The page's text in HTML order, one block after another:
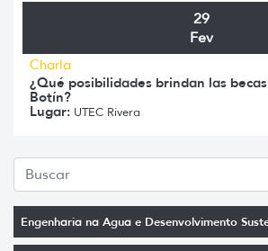
Engenharia na Agua e Desenvolvimento
29
Fev
Charla
¿Qué posibilidades brindan las
Botín?
Lugar: UTEC Rivera